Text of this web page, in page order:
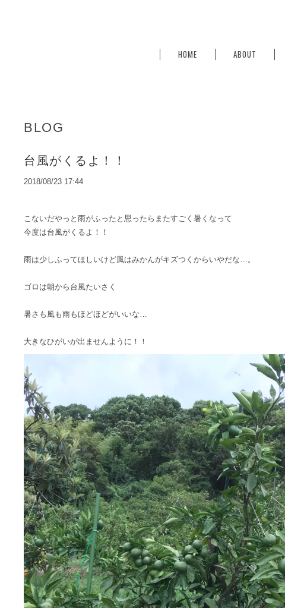
HOME ABOUT
BLOG
台風がくるよ！！
2018/08/23 17:44
こないだやっと雨がふったと思ったらまたすごく暑くなって
今度は台風がくるよ！！
雨は少しふってほしいけど風はみかんがキズつくからいやだな…。
ゴロは朝から台風たいさく
暑さも風も雨もほどほどがいいな…
大きなひがいが出ませんように！！